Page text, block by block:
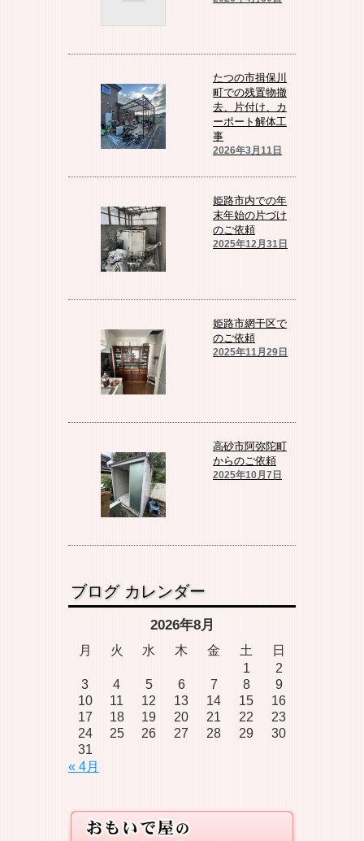
たつの市揖保川
町での残置物撤
去、片付け、カ
ーポート解体工
事
2026年3月11日
姫路市内での年
末年始の片づけ
のご依頼
2025年12月31日
姫路市網干区で
のご依頼
2025年11月29日
高砂市阿弥陀町
からのご依頼
2025年10月7日
ブログ カレンダー
2026年8月
月 火 水 木 金 土
日
1
2
3
4 5 6 7 8
9
10
11 12 13 14 15
16
17
18 19 20 21 22
23
24
25 26 27 28 29
30
31
« 4月